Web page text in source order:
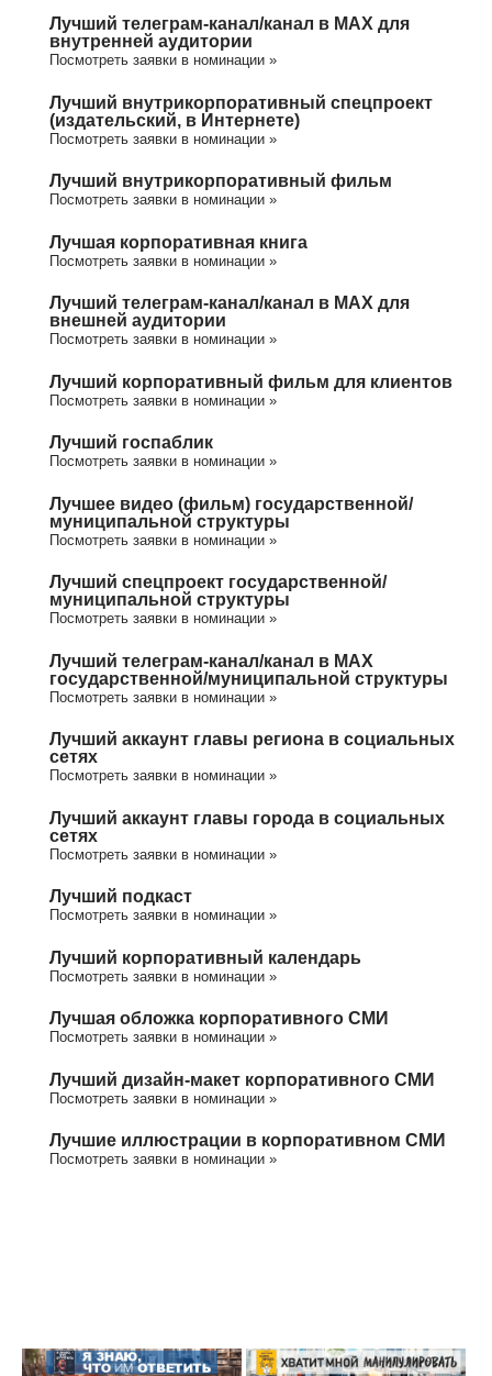
Лучший телеграм-канал/канал в МАХ для
внутренней аудитории
Посмотреть заявки в номинации »
Лучший внутрикорпоративный спецпроект
(издательский, в Интернете)
Посмотреть заявки в номинации »
Лучший внутрикорпоративный фильм
Посмотреть заявки в номинации »
Лучшая корпоративная книга
Посмотреть заявки в номинации »
Лучший телеграм-канал/канал в МАХ для
внешней аудитории
Посмотреть заявки в номинации »
Лучший корпоративный фильм для клиентов
Посмотреть заявки в номинации »
Лучший госпаблик
Посмотреть заявки в номинации »
Лучшее видео (фильм) государственной/
муниципальной структуры
Посмотреть заявки в номинации »
Лучший спецпроект государственной/
муниципальной структуры
Посмотреть заявки в номинации »
Лучший телеграм-канал/канал в МАХ
государственной/муниципальной структуры
Посмотреть заявки в номинации »
Лучший аккаунт главы региона в социальных
сетях
Посмотреть заявки в номинации »
Лучший аккаунт главы города в социальных
сетях
Посмотреть заявки в номинации »
Лучший подкаст
Посмотреть заявки в номинации »
Лучший корпоративный календарь
Посмотреть заявки в номинации »
Лучшая обложка корпоративного СМИ
Посмотреть заявки в номинации »
Лучший дизайн-макет корпоративного СМИ
Посмотреть заявки в номинации »
Лучшие иллюстрации в корпоративном СМИ
Посмотреть заявки в номинации »